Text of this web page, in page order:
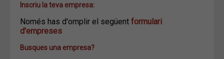
Inscriu la teva empresa:
Només has d'omplir el següent formulari
d'empreses
Busques una empresa?